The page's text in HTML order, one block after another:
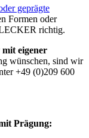
geprägte
Formen oder
richtig.
eigener
wünschen, sind wir
+49 (0)209 600
Prägung: